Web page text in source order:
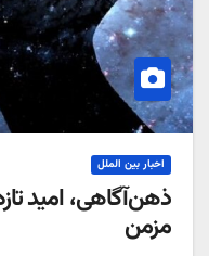
اخبار بین الملل
ذهن‌آگاهی، امید
مزمن